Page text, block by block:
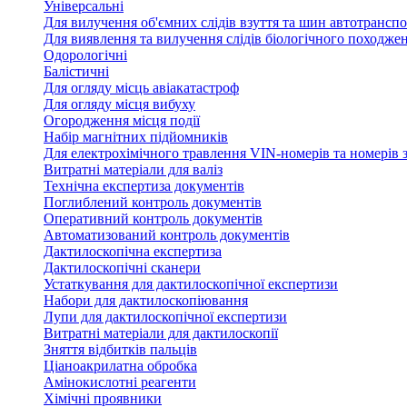
Універсальні
Для вилучення об'ємних слідів взуття та шин
Для виявлення та вилучення слідів біологічного
Одорологічні
Балістичні
Для огляду місць авіакатастроф
Для огляду місця вибуху
Огородження місця події
Набір магнітних підйомників
Для електрохімічного травлення VIN-номерів та номерів
Витратні матеріали для валіз
Технічна експертиза документів
Поглиблений контроль документів
Оперативний контроль документів
Автоматизований контроль документів
Дактилоскопічна експертиза
Дактилоскопічні сканери
Устаткування для дактилоскопічної експертизи
Набори для дактилоскопіювання
Лупи для дактилоскопічної експертизи
Витратні матеріали для дактилоскопії
Зняття відбитків пальців
Ціаноакрилатна обробка
Амінокислотні реагенти
Хімічні проявники